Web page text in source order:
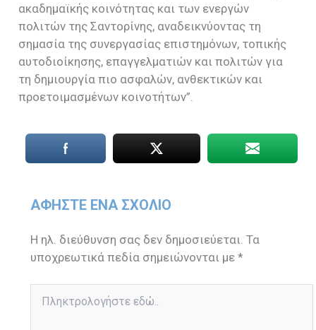
ακαδημαϊκής κοινότητας και των ενεργών
πολιτών της Σαντορίνης, αναδεικνύοντας τη
σημασία της συνεργασίας επιστημόνων, τοπικής
αυτοδιοίκησης, επαγγελματιών και πολιτών για
τη δημιουργία πιο ασφαλών, ανθεκτικών και
προετοιμασμένων κοινοτήτων”.
ΑΦΉΣΤΕ ΈΝΑ ΣΧΌΛΙΟ
Η ηλ. διεύθυνση σας δεν δημοσιεύεται. Τα
υποχρεωτικά πεδία σημειώνονται με*
εδώ..